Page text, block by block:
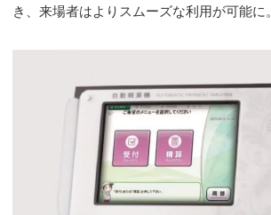
き、来場者はよりスムーズな利用が可能に。